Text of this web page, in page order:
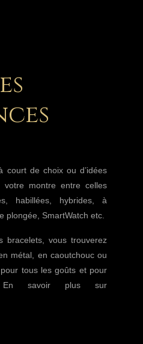
court de choix ou d’idées
montre entre celles
habillées, hybrides, à
plongée, SmartWatch etc.
bracelets, vous trouverez
métal, en caoutchouc ou
tous les goûts et pour
savoir plus sur